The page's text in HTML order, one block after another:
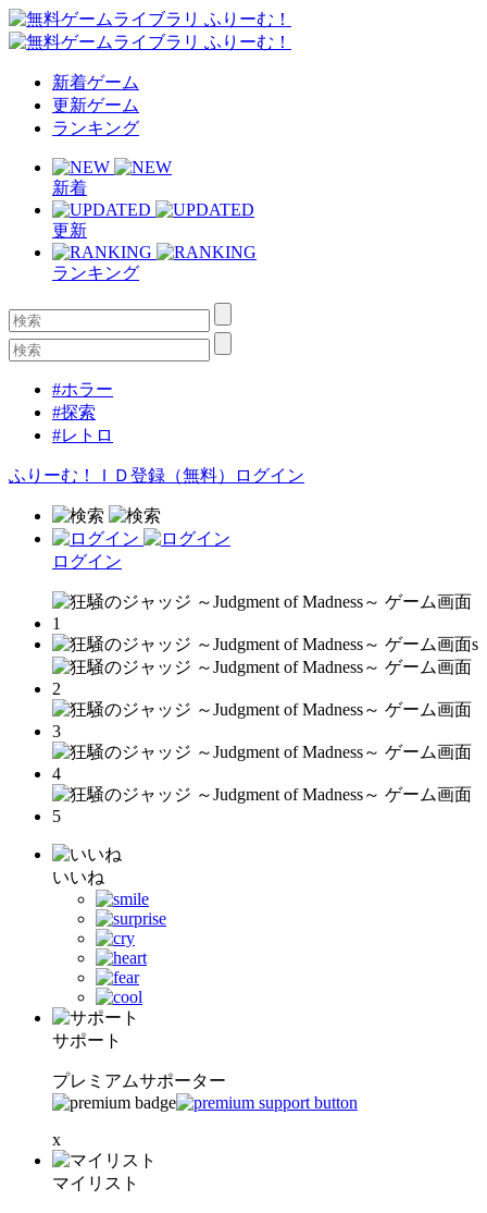
新着ゲーム
更新ゲーム
ランキング
新着
更新
ランキング
#ホラー
#探索
#レトロ
ふりーむ！ＩＤ登録（無料） ログイン
ログイン
いいね
サポート
プレミアムサポーター
x
マイリスト